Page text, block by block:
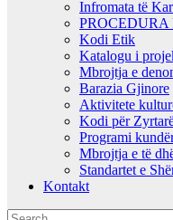
Infromata të
PROCEDURA
Kodi Etik
Katalogu i
Mbrojtja e
Barazia Gjinore
Aktivitete
Kodi për
Programi
Mbrojtja e të
Standartet e
Kontakt